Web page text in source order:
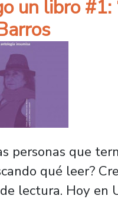
un libro #1:
personas que
qué leer?
lectura. Hoy en